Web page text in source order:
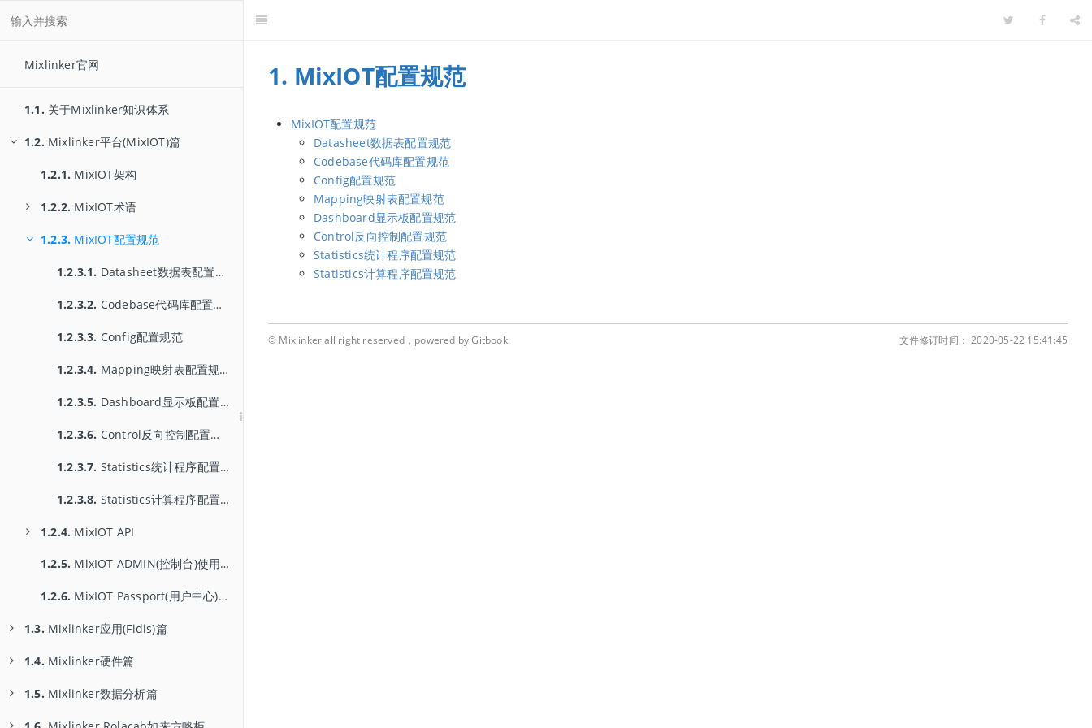
Mixlinker官网
1.1. 关于Mixlinker知识体系
1.2. Mixlinker平台(MixIOT)篇
1.2.1. MixIOT架构
1.2.2. MixIOT术语
1.2.2.1.数据分类
1.2.2.2. 映射
1.2.2.3. 离线数据
1.2.3. MixIOT配置规范
1.2.3.1. Datasheet数据表配置规范
1.2.3.2. Codebase代码库配置规范
1.2.3.3. Config配置规范
1.2.3.4. Mapping映射表配置规范
1.2.3.5. Dashboard显示板配置规范
1.2.3.6. Control反向控制配置规范
1.2.3.7. Statistics统计程序配置规范
1.2.3.8. Statistics计算程序配置规范
1.2.4. MixIOT API
1.2.4.1.MixIOT GARDS数据报文规范
1.2.4.2.APIQ
1.2.4.3.APIM
1.2.4.4.APIX
1.2.4.5.APIS
1.2.4.6.APIP
1.2.5. MixIOT ADMIN(控制台)使用手册
1.2.6. MixIOT Passport(用户中心)使用手册
1.3. Mixlinker应用(Fidis)篇
1.3.1.FIDIS使用介绍
1.3.1.1.概述
1.3.2.Fidis OpenFrame开发规范文档
1.4. Mixlinker硬件篇
1.4.1.APRUS
1.5. Mixlinker数据分析篇
1. MixIOT配置规范
MixIOT配置规范
Datasheet数据表配置规范
Codebase代码库配置规范
Config配置规范
Mapping映射表配置规范
Dashboard显示板配置规范
Control反向控制配置规范
Statistics统计程序配置规范
Statistics计算程序配置规范
© Mixlinker all right reserved，powered by Gitbook 文件修订时间： 2020-05-22 15:41:45